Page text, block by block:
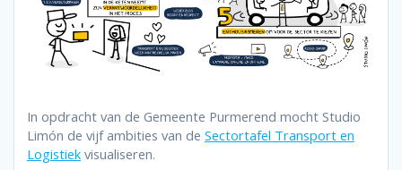
In opdracht van de Gemeente Purmerend mocht Studio
Limón de vijf ambities van de Sectortafel Transport en
Logistiek visualiseren.